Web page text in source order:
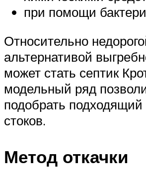
при помощи
Относительно
альтернативой
может стать септик
модельный ряд
подобрать подходящий
стоков.
Метод откачки